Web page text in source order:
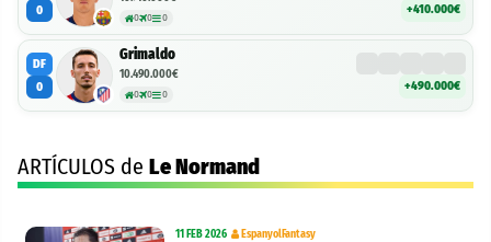
0 0 0 0
+410.000€
DF
0
Grimaldo
10.490.000€
0 0 0
+490.000€
ARTÍCULOS de Le Normand
11 FEB 2026 EspanyolFantasy